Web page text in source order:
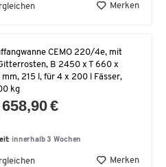
Merken
CEMO 220/4e, mit
B 2450 x T 660 x
mm, 215 l, für 4 x 200 l Fässer,
kg
€
innerhalb 3 Wochen
Merken